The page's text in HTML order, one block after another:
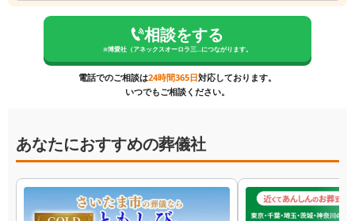
相談をする
※博愛社（アネックスオーロラ三...につながります。
電話でのご相談は24時間365日対応しております。
いつでもご相談ください。
あなたにおすすめの葬儀社